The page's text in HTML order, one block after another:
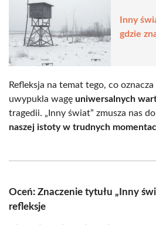
Inny
gdzie
Refleksja na temat tego, co
uwypukla wagę uniwersalnych
tragedii. „Inny świat” zmusza nas do
naszej istoty w trudnych
Oceń: Znaczenie tytułu „Inny
refleksje